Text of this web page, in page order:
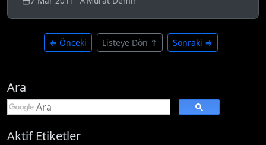
⇐ Önceki Listeye Dön ⇑ Sonraki ⇒
Ara
Aktif Etiketler